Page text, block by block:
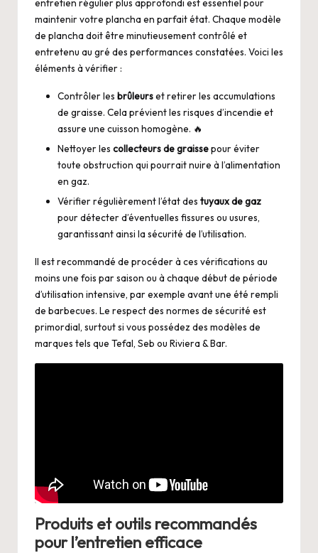
entretien régulier plus approfondi est essentiel pour
maintenir votre plancha en parfait état. Chaque modèle
de plancha doit être minutieusement contrôlé et
entretenu au gré des performances constatées. Voici les
éléments à vérifier :
Contrôler les brûleurset retirer les accumulations
de graisse. Cela prévient les risques d’incendie et
assure une cuisson homogène. 🔥
Nettoyer les collecteurs de graissepour éviter
toute obstruction qui pourrait nuire à l’alimentation
en gaz.
Vérifier régulièrement l’état des tuyaux de gaz
pour détecter d’éventuelles fissures ou usures,
garantissant ainsi la sécurité de l’utilisation.
Il est recommandé de procéder à ces vérifications au
moins une fois par saison ou à chaque début de période
d’utilisation intensive, par exemple avant une été rempli
de barbecues. Le respect des normes de sécurité est
primordial, surtout si vous possédez des modèles de
marques tels que Tefal, Seb ou Riviera & Bar.
Produits et outils recommandés
pour l’entretien efficace